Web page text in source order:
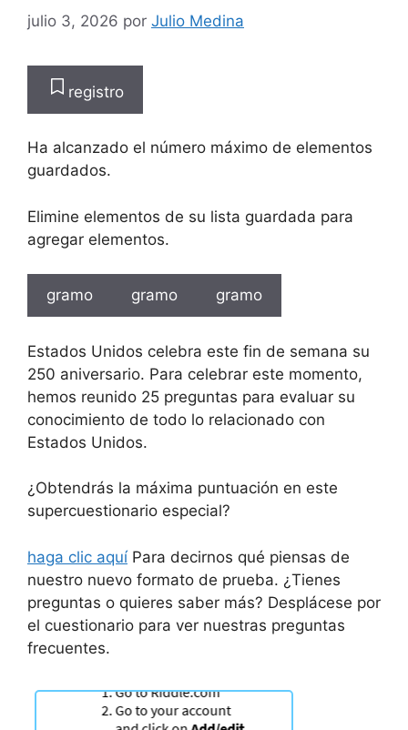
julio 3, 2026 por Julio Medina
registro
Ha alcanzado el número máximo de elementos
guardados.
Elimine elementos de su lista guardada para
agregar elementos.
gramo gramo gramo
Estados Unidos celebra este fin de semana su
250 aniversario. Para celebrar este momento,
hemos reunido 25 preguntas para evaluar su
conocimiento de todo lo relacionado con
Estados Unidos.
¿Obtendrás la máxima puntuación en este
supercuestionario especial?
haga clic aquíPara decirnos qué piensas de
nuestro nuevo formato de prueba. ¿Tienes
preguntas o quieres saber más? Desplácese por
el cuestionario para ver nuestras preguntas
frecuentes.